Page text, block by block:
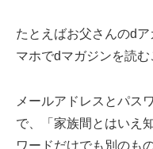
たとえばお父さんのd
マホでdマガジンを読む
メールアドレスとパス
で、「家族間とはいえ
ワードだけでも別のも